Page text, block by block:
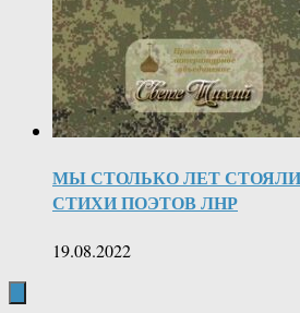
МЫ СТОЛЬКО ЛЕТ
СТИХИ ПОЭТОВ ЛНР
19.08.2022